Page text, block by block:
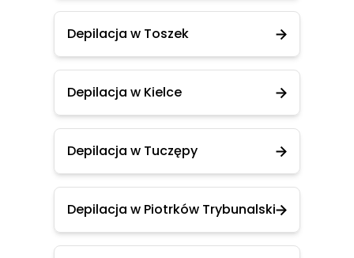
Depilacja w Toszek
Depilacja w Kielce
Depilacja w Tuczępy
Depilacja w Piotrków Trybunalski